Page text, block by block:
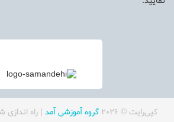
کپی‌رایت © 2026 گروه آموزشی آمد | راه